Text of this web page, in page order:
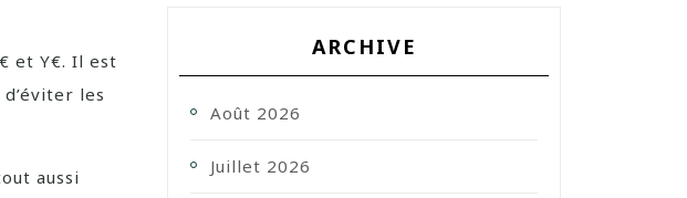
et Y€. Il est
les
aussi
ARCHIVE
Août 2026
Juillet 2026